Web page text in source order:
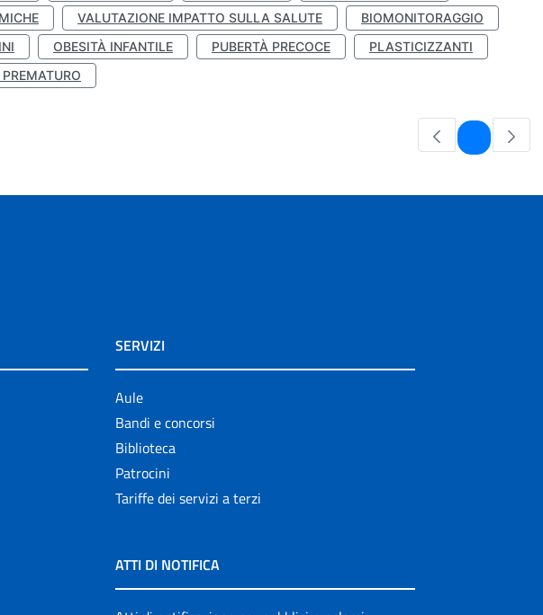
VALUTAZIONE IMPATTO SULLA SALUTE
BIOMONITORAGGIO
OBESITÀ INFANTILE PUBERTÀ PRECOCE
PLASTICIZZANTI
Pagina
SERVIZI
Aule
Bandi e concorsi
Biblioteca
Patrocini
Tariffe dei servizi a terzi
ATTI DI NOTIFICA